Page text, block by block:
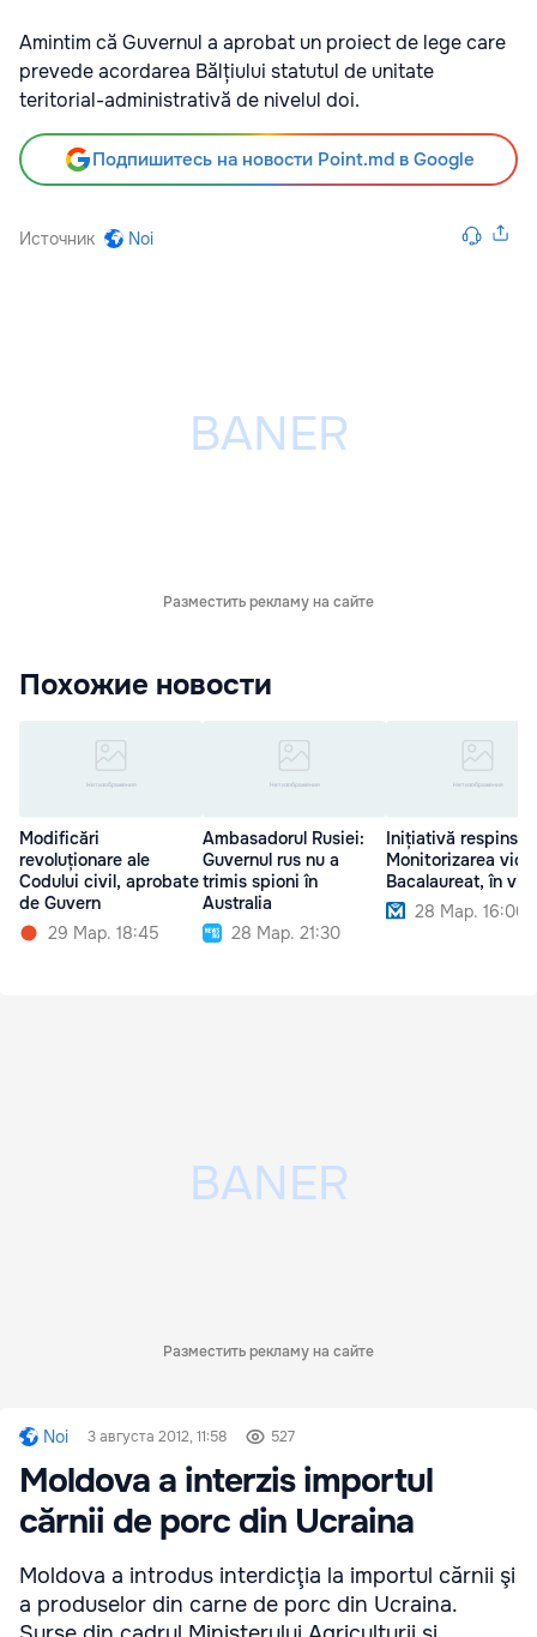
Amintim că Guvernul a aprobat un proiect de lege care
prevede acordarea Bălțiului statutul de unitate
teritorial-administrativă de nivelul doi.
Подпишитесь на новости Point.md в Google
Источник Noi
Разместить рекламу на сайте
Похожие новости
Modificări
revoluționare ale
Codului civil, aprobate
de Guvern
29 Мар. 18:45
Ambasadorul Rusiei:
Guvernul rus nu a
trimis spioni în
Australia
28 Мар. 21:30
Inițiativă respinsă:
Monitorizarea
Bacalaureat, în
28 Мар. 16:00
Разместить рекламу на сайте
Noi 3 августа 2012, 11:58 527
Moldova a interzis importul
cărnii de porc din Ucraina
Moldova a introdus interdicţia la importul cărnii şi
a produselor din carne de porc din Ucraina.